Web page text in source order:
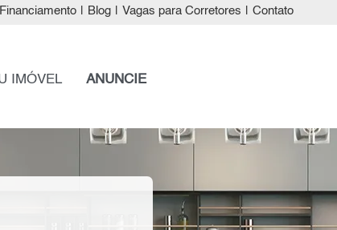
Financiamento Blog Vagas para Corretores Contato
IMÓVEL ANUNCIE